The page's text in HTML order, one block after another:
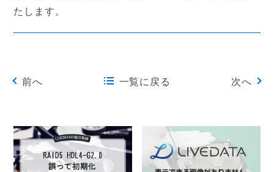
たします。
前へ 一覧に戻る 次へ